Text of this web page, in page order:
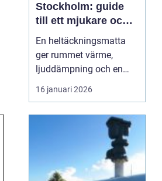
Stockholm: guide
till ett mjukare och
tystare hem
En heltäckningsmatta
ger rummet värme,
ljuddämpning och en
ombonad känsla som få
andra golv gör. I
bor i lägenhet med
lyhörda golv och hårda
ytskikt, har intresset fö...
16 januari 2026